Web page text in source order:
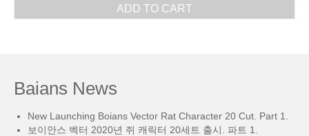
ADD TO CART
Baians News
New Launching Boians Vector Rat Character 20 Cut. Part 1.
보이안스 벡터 2020년 쥐 캐릭터 20세트 출시. 파트 1.